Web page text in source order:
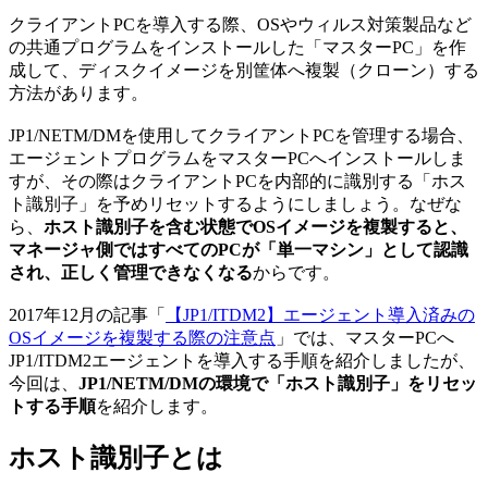
クライアントPCを導入する際、OSやウィルス対策製品など
の共通プログラムをインストールした「マスターPC」を作
成して、ディスクイメージを別筐体へ複製（クローン）する
方法があります。
JP1/NETM/DMを使用してクライアントPCを管理する場合、
エージェントプログラムをマスターPCへインストールしま
すが、その際はクライアントPCを内部的に識別する「ホス
ト識別子」を予めリセットするようにしましょう。なぜな
ら、 ホスト識別子を含む状態でOSイメージを複製すると、
マネージャ側ではすべてのPCが「単一マシン」として認識
され、正しく管理できなくなるからです。
2017年12月の記事「
【JP1/ITDM2】エージェント導入済みの
OSイメージを複製する際の注意点 」では、マスターPCへ
JP1/ITDM2エージェントを導入する手順を紹介しましたが、
今回は、 JP1/NETM/DMの環境で「ホスト識別子」をリセッ
トする手順を紹介します。
ホスト識別子とは